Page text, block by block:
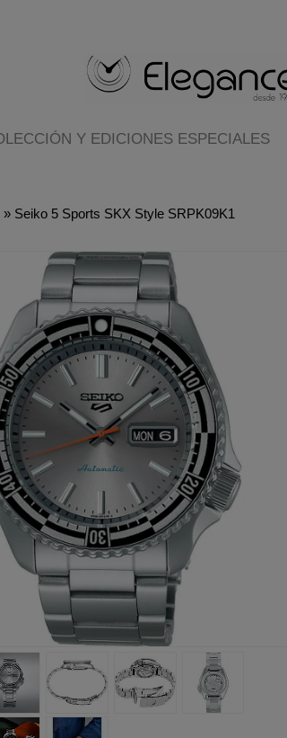
Y EDICIONES ESPECIALES
» Seiko 5 Sports SKX Style SRPK09K1